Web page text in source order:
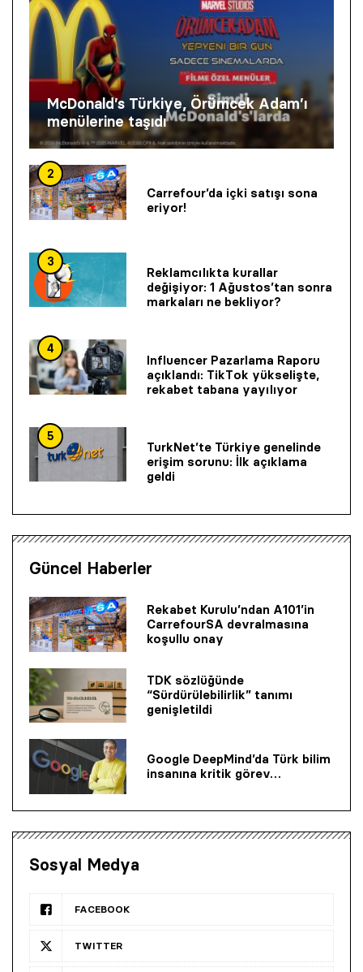
McDonald’s Türkiye, Örümcek Adam’ı
menülerine taşıdı
2
Carrefour’da içki satışı sona
eriyor!
3
Reklamcılıkta kurallar
değişiyor: 1 Ağustos’tan sonra
markaları ne bekliyor?
4
Influencer Pazarlama Raporu
açıklandı: TikTok yükselişte,
rekabet tabana yayılıyor
5
TurkNet’te Türkiye genelinde
erişim sorunu: İlk açıklama
geldi
Güncel Haberler
Rekabet Kurulu’ndan A101’in
CarrefourSA devralmasına
koşullu onay
TDK sözlüğünde
“Sürdürülebilirlik” tanımı
genişletildi
Google DeepMind’da Türk bilim
insanına kritik görev…
Sosyal Medya
FACEBOOK
TWITTER